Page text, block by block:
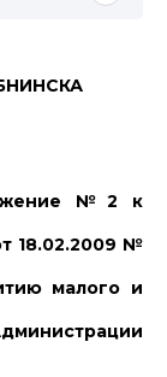
№2 к
18.02.2009 №
малого и